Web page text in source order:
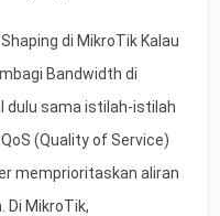
di MikroTik Kalau
Bandwidth di
dulu sama istilah-istilah
(Quality of Service)
memprioritaskan aliran
MikroTik,